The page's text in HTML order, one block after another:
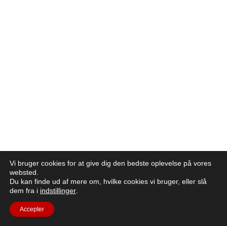
Vi bruger cookies for at give dig den bedste oplevelse på vores
websted.
Du kan finde ud af mere om, hvilke cookies vi bruger, eller slå
dem fra i indstillinger
Accepter